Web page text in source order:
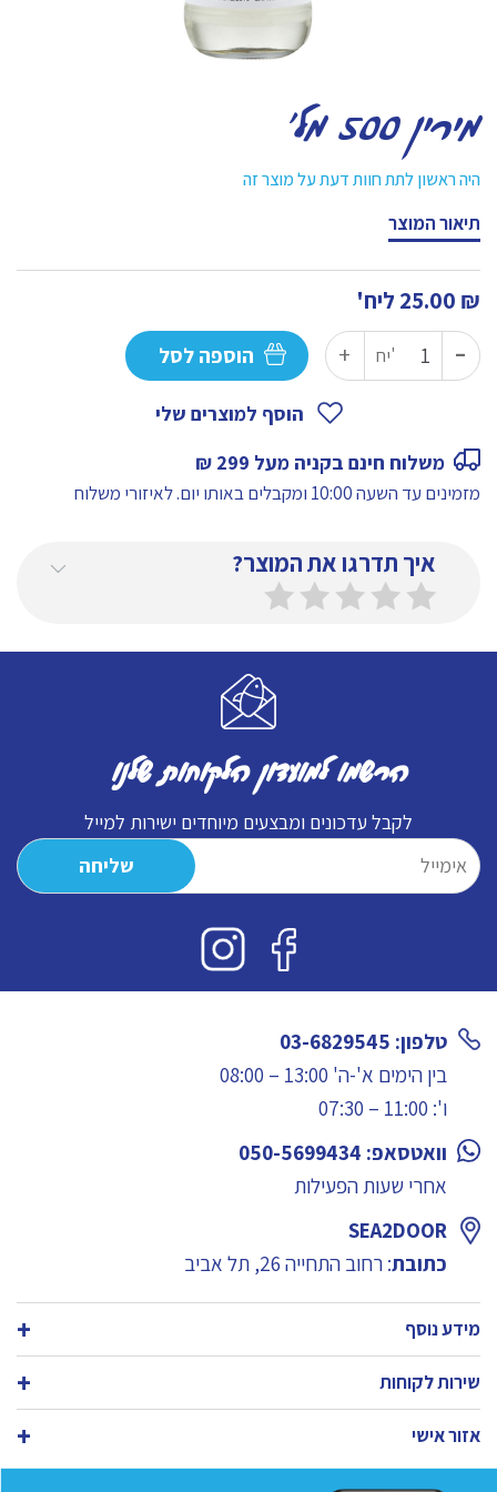
מירין 500 מל'
היה ראשון לתת חוות דעת על מוצר זה
תיאור המוצר
25.00 ₪ ליח'
-
כמות
של
יח' + הוספה לסל
הוסף למוצרים שלי
משלוח חינם בקניה מעל 299 ₪
מזמינים עד השעה 10:00 ומקבלים באותו יום. לאיזורי משלוח
איך תדרגו את המוצר?
הרשמו למועדון הלקוחות שלנו
לקבל עדכונים ומבצעים מיוחדים ישירות למייל
טלפון: 03-6829545
בין הימים א'-ה' 13:00 – 08:00
ו': 11:00 – 07:30
וואטסאפ: 050-5699434
אחרי שעות הפעילות
SEA2DOOR
כתובת: רחוב התחייה 26, תל אביב
מידע נוסף
שירות לקוחות
אזור אישי